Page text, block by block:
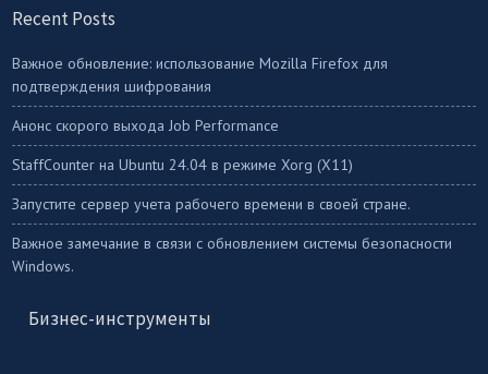
Recent Posts
Важное обновление: использование Mozilla Firefox для
подтверждения шифрования
Анонс скорого выхода Job Performance
StaffСounter на Ubuntu 24.04 в режиме Xorg (X11)
Запустите сервер учета рабочего времени в своей стране.
Важное замечание в связи с обновлением системы безопасности
Windows.
Бизнес-инструменты